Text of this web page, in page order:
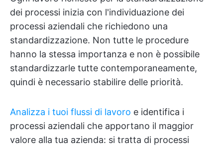
dei processi inizia con l'individuazione dei
processi aziendali che richiedono una
standardizzazione. Non tutte le procedure
hanno la stessa importanza e non è possibile
standardizzarle tutte contemporaneamente,
quindi è necessario stabilire delle priorità.
Analizza i tuoi flussi di lavoro e identifica i
processi aziendali che apportano il maggior
valore alla tua azienda: si tratta di processi